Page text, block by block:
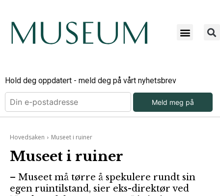
Hold deg oppdatert - meld deg på vårt nyhetsbrev
Meld meg på
Hovedsaken Museet i ruiner
Museet i ruiner
– Museet må tørre å spekulere rundt sin
egen ruintilstand, sier eks-direktør ved